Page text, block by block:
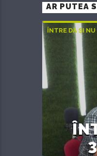
AR PUTEA
ÎNTRE DA ȘI NU